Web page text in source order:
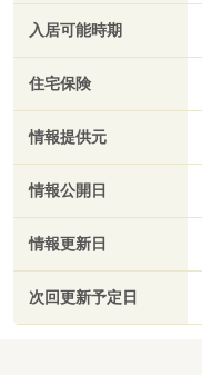
入居可能時期
住宅保険
情報提供元
情報公開日
情報更新日
次回更新予定日